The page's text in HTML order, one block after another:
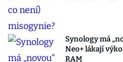
Synology má
Neo+ lákají
RAM